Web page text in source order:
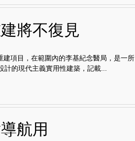
將不復見
項目，在範圍內的李基紀念醫局，是一所
的現代主義實用性建築，記載...
航用